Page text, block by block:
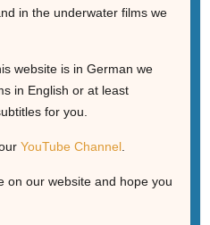
in the underwater films we
website is in German we
in English or at least
for you.
YouTube Channel.
on our website and hope you